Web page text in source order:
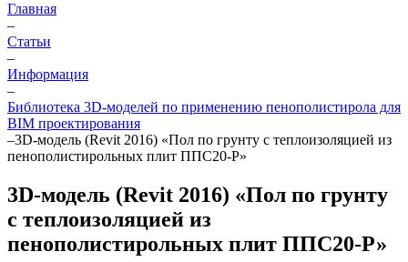
Главная
–
Статьи
–
Информация
–
Библиотека 3D-моделей по применению пенополистирола для
BIM проектирования
–3D-модель (Revit 2016) «Пол по грунту с теплоизоляцией из
пенополистирольных плит ППС20-Р»
3D-модель (Revit 2016) «Пол по грунту
с теплоизоляцией из
пенополистирольных плит ППС20-Р»